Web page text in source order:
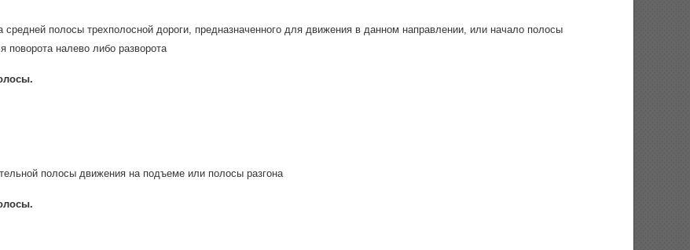
средней полосы трехполосной дороги, предназначенного для движения в данном направлении, или начало полосы
поворота налево либо разворота
полосы движения на подъеме или полосы разгона